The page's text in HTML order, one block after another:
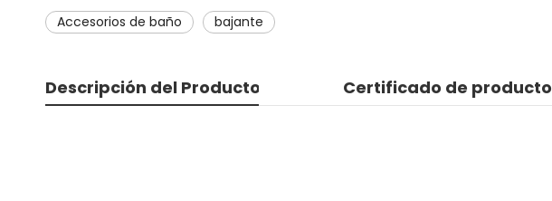
Accesorios de baño bajante
Descripción del Producto Certificado de producto